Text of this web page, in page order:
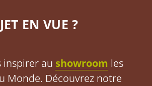
EN VUE ?
inspirer au showroom les
Monde. Découvrez notre